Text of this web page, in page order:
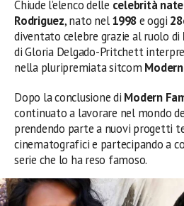
Chiude l’elenco delle celebrità
Rodriguez, nato nel1998e oggi
diventato celebre grazie al ruolo di
di Gloria Delgado-Pritchett
nella pluripremiata sitcom
Dopo la conclusione di Modern
continuato a lavorare nel mondo
prendendo parte a nuovi progetti
cinematografici e partecipando a
serie che lo ha reso famoso.